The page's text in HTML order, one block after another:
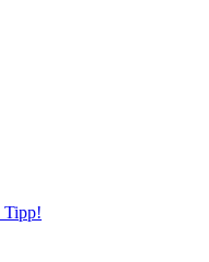
Tipp!